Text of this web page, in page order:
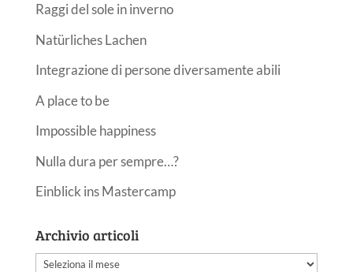
Raggi del sole in inverno
Natürliches Lachen
Integrazione di persone diversamente abili
A place to be
Impossible happiness
Nulla dura per sempre…?
Einblick ins Mastercamp
Archivio articoli
Archivio